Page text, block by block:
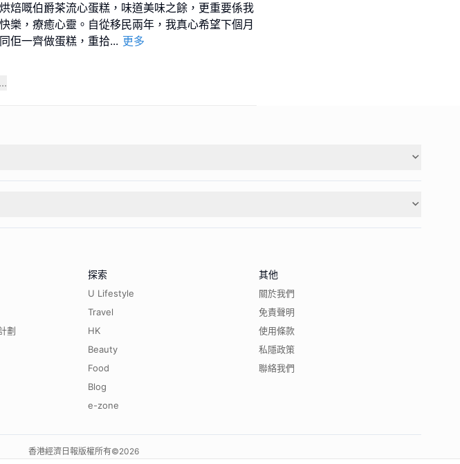
焙嘅伯爵茶流心蛋糕，味道美味之餘，更重要係我
樂，療癒心靈。自從移民兩年，我真心希望下個月
佢一齊做蛋糕，重拾... 更多
劃
探索
U Lifestyle
Travel
HK
Beauty
Food
Blog
e-zone
其他
關於我們
免責聲明
使用條款
私隱政策
聯絡我們
香港經濟日報版權所有©2026